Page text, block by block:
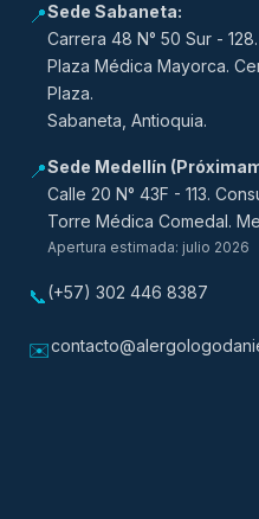
📍Sede Sabaneta:
Carrera 48 N° 50 Sur -
Plaza Médica Mayorca.
Plaza.
Sabaneta, Antioquia.
📍Sede Medellín
Calle 20 N° 43F - 113.
Torre Médica Comedal.
Apertura estimada: julio 2026
📞(+57) 302 446 8387
✉️